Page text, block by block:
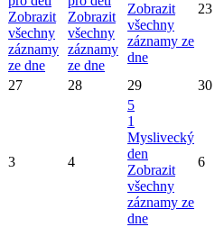
Zobrazit
všechny
záznamy
ze dne
Zobrazit
všechny
záznamy
ze dne
Zobrazit
všechny
záznamy ze
dne
23
27 28 29 30
3 4
5
1
Myslivecký
den
Zobrazit
všechny
záznamy ze
dne
6